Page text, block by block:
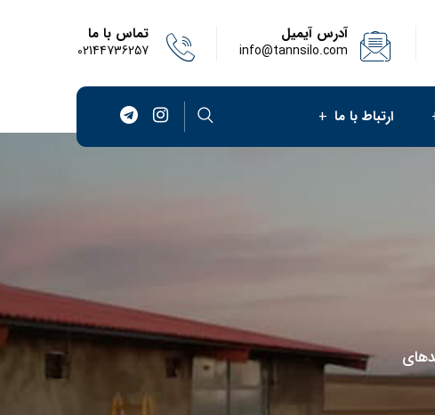
آدرس آیمیل
info@tannsilo.com
تماس با ما
02144736257
ارتباط با ما